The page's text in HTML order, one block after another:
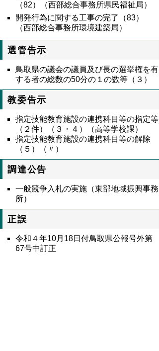
（82）（西部総合事務所県民福祉局）
開発行為に関する工事の完了（83）
（西部総合事務所環境建築局）
選管告示
鳥取県の議会の議員及び長の選挙権を有
する者の総数の50分の１の数等（３）
教委告示
指定技能教育施設の連携科目等の指定等
（２件）（３・４）（高等学校課）
指定技能教育施設の連携科目等の解除
（５）（〃）
調達公告
一般競争入札の実施（東部地域振興事務
所）
正誤
令和４年10月18日付鳥取県公報号外第
67号中訂正